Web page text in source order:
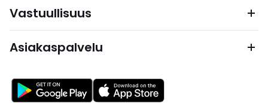
Vastuullisuus
Asiakaspalvelu